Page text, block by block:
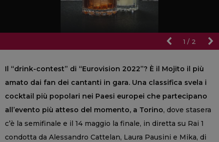
1 / 2
Il “drink-contest” di “Eurovision 2022”? È il Mojito il più
amato dai fan dei cantanti in gara. Una classifica svela i
cocktail più popolari nei Paesi europei che partecipano
all’evento più atteso del momento, a Torino, dove stasera
c’è la semifinale e il 14 maggio la finale, in diretta su Rai 1
condotta da Alessandro Cattelan, Laura Pausini e Mika, di